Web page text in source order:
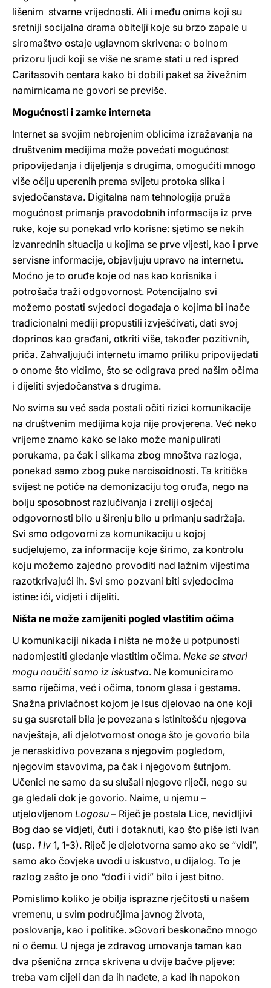
lišenim stvarne vrijednosti. Ali i među onima koji su
sretniji socijalna drama obiteljî koje su brzo zapale u
siromaštvo ostaje uglavnom skrivena: o bolnom
prizoru ljudi koji se više ne srame stati u red ispred
Caritasovih centara kako bi dobili paket sa živežnim
namirnicama ne govori se previše.
Mogućnosti i zamke interneta
Internet sa svojim nebrojenim oblicima izražavanja na
društvenim medijima može povećati mogućnost
pripovijedanja i dijeljenja s drugima, omogućiti mnogo
više očiju uperenih prema svijetu protoka slika i
svjedočanstava. Digitalna nam tehnologija pruža
mogućnost primanja pravodobnih informacija iz prve
ruke, koje su ponekad vrlo korisne: sjetimo se nekih
izvanrednih situacija u kojima se prve vijesti, kao i prve
servisne informacije, objavljuju upravo na internetu.
Moćno je to oruđe koje od nas kao korisnika i
potrošača traži odgovornost. Potencijalno svi
možemo postati svjedoci događaja o kojima bi inače
tradicionalni mediji propustili izvješćivati, dati svoj
doprinos kao građani, otkriti više, također pozitivnih,
priča. Zahvaljujući internetu imamo priliku pripovijedati
o onome što vidimo, što se odigrava pred našim očima
i dijeliti svjedočanstva s drugima.
No svima su već sada postali očiti rizici komunikacije
na društvenim medijima koja nije provjerena. Već neko
vrijeme znamo kako se lako može manipulirati
porukama, pa čak i slikama zbog mnoštva razloga,
ponekad samo zbog puke narcisoidnosti. Ta kritička
svijest ne potiče na demonizaciju tog oruđa, nego na
bolju sposobnost razlučivanja i zreliji osjećaj
odgovornosti bilo u širenju bilo u primanju sadržaja.
Svi smo odgovorni za komunikaciju u kojoj
sudjelujemo, za informacije koje širimo, za kontrolu
koju možemo zajedno provoditi nad lažnim vijestima
razotkrivajući ih. Svi smo pozvani biti svjedocima
istine: ići, vidjeti i dijeliti.
Ništa ne može zamijeniti pogled vlastitim očima
U komunikaciji nikada i ništa ne može u potpunosti
nadomjestiti gledanje vlastitim očima. Neke se stvari
mogu naučiti samo iz iskustva. Ne komuniciramo
samo riječima, već i očima, tonom glasa i gestama.
Snažna privlačnost kojom je Isus djelovao na one koji
su ga susretali bila je povezana s istinitošću njegova
navještaja, ali djelotvornost onoga što je govorio bila
je neraskidivo povezana s njegovim pogledom,
njegovim stavovima, pa čak i njegovom šutnjom.
Učenici ne samo da su slušali njegove riječi, nego su
ga gledali dok je govorio. Naime, u njemu –
utjelovljenom Logosu – Riječ je postala Lice, nevidljivi
Bog dao se vidjeti, čuti i dotaknuti, kao što piše isti Ivan
(usp. 1 Iv 1, 1-3). Riječ je djelotvorna samo ako se “vidi”,
samo ako čovjeka uvodi u iskustvo, u dijalog. To je
razlog zašto je ono “dođi i vidi” bilo i jest bitno.
Pomislimo koliko je obilja isprazne rječitosti u našem
vremenu, u svim područjima javnog života,
poslovanja, kao i politike. »Govori beskonačno mnogo
ni o čemu. U njega je zdravog umovanja taman kao
dva pšenična zrnca skrivena u dvije bačve pljeve:
treba vam cijeli dan da ih nađete, a kad ih napokon